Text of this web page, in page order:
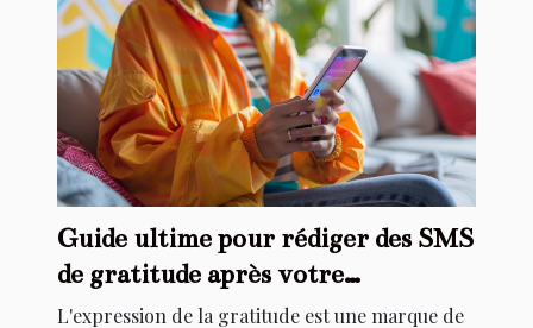
Guide ultime pour rédiger des SMS
de gratitude après votre
anniversaire
L'expression de la gratitude est une marque de